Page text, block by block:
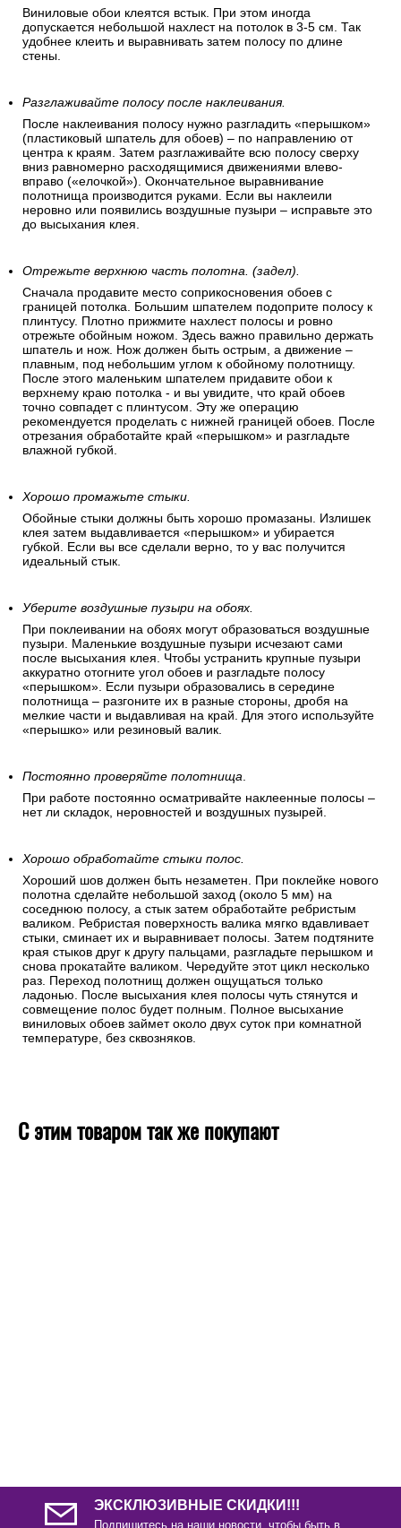
Виниловые обои клеятся встык. При этом иногда
допускается небольшой нахлест на потолок в 3-5 см. Так
удобнее клеить и выравнивать затем полосу по длине
стены.
Разглаживайте полосу после наклеивания.
После наклеивания полосу нужно разгладить «перышком»
(пластиковый шпатель для обоев) – по направлению от
центра к краям. Затем разглаживайте всю полосу сверху
вниз равномерно расходящимися движениями влево-
вправо («елочкой»). Окончательное выравнивание
полотнища производится руками. Если вы наклеили
неровно или появились воздушные пузыри – исправьте это
до высыхания клея.
Отрежьте верхнюю часть полотна. (задел).
Сначала продавите место соприкосновения обоев с
границей потолка. Большим шпателем подоприте полосу к
плинтусу. Плотно прижмите нахлест полосы и ровно
отрежьте обойным ножом. Здесь важно правильно держать
шпатель и нож. Нож должен быть острым, а движение –
плавным, под небольшим углом к обойному полотнищу.
После этого маленьким шпателем придавите обои к
верхнему краю потолка - и вы увидите, что край обоев
точно совпадет с плинтусом. Эту же операцию
рекомендуется проделать с нижней границей обоев. После
отрезания обработайте край «перышком» и разгладьте
влажной губкой.
Хорошо промажьте стыки.
Обойные стыки должны быть хорошо промазаны. Излишек
клея затем выдавливается «перышком» и убирается
губкой. Если вы все сделали верно, то у вас получится
идеальный стык.
Уберите воздушные пузыри на обоях.
При поклеивании на обоях могут образоваться воздушные
пузыри. Маленькие воздушные пузыри исчезают сами
после высыхания клея. Чтобы устранить крупные пузыри
аккуратно отогните угол обоев и разгладьте полосу
«перышком». Если пузыри образовались в середине
полотнища – разгоните их в разные стороны, дробя на
мелкие части и выдавливая на край. Для этого используйте
«перышко» или резиновый валик.
Постоянно проверяйте полотнища.
При работе постоянно осматривайте наклеенные полосы –
нет ли складок, неровностей и воздушных пузырей.
Хорошо обработайте стыки полос.
Хороший шов должен быть незаметен. При поклейке нового
полотна сделайте небольшой заход (около 5 мм) на
соседнюю полосу, а стык затем обработайте ребристым
валиком. Ребристая поверхность валика мягко вдавливает
стыки, сминает их и выравнивает полосы. Затем подтяните
края стыков друг к другу пальцами, разгладьте перышком и
снова прокатайте валиком. Чередуйте этот цикл несколько
раз. Переход полотнищ должен ощущаться только
ладонью. После высыхания клея полосы чуть стянутся и
совмещение полос будет полным. Полное высыхание
виниловых обоев займет около двух суток при комнатной
температуре, без сквозняков.
С этим товаром так же покупают
ЭКСКЛЮЗИВНЫЕ СКИДКИ!!!
Подпишитесь на наши новости, чтобы быть в